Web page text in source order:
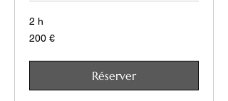
2 h
200
euros
200 €
Réserver